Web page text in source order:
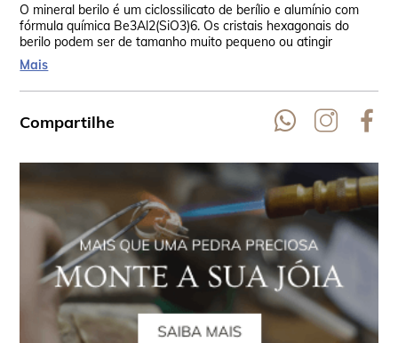
O mineral berilo é um ciclossilicato de berílio e alumínio com
fórmula química Be3Al2(SiO3)6. Os cristais hexagonais do
berilo podem ser de tamanho muito pequeno ou atingir
dimensões de alguns metros.
Mais
Compartilhe